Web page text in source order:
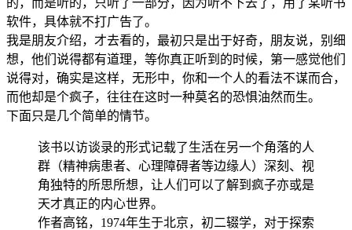
软件，具体就不打广告了。
我是朋友介绍，才去看的，最初只是出于好奇，朋友说，别细
想，他们说得都有道理，等你真正听到的时候，第一感觉他们
说得对，确实是这样，无形中，你和一个人的看法不谋而合，
而他却是个疯子，往往在这时一种莫名的恐惧油然而生。
下面只是几个简单的情节。
该书以访谈录的形式记载了生活在另一个角落的人
群（精神病患者、心理障碍者等边缘人）深刻、视
角独特的所思所想，让人们可以了解到疯子亦或是
天才真正的内心世界。
作者高铭，1974年生于北京，初二辍学，对于探索